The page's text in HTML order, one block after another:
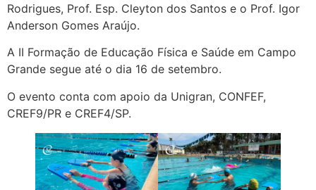
Rodrigues, Prof. Esp. Cleyton dos Santos e o Prof. Igor
Anderson Gomes Araújo.
A II Formação de Educação Física e Saúde em Campo
Grande segue até o dia 16 de setembro.
O evento conta com apoio da Unigran, CONFEF,
CREF9/PR e CREF4/SP.